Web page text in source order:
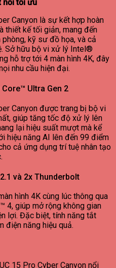
nối tối ưu
Canyon là sự kết hợp hoàn
thiết kế tối giản, mang đến
kỹ sư đồ họa, và cả
Sở hữu bộ vi xử lý Intel®
hỗ trợ tới 4 màn hình 4K, đây
nhu cầu hiện đại.
Ultra Gen 2
Canyon được trang bị bộ vi
giúp tăng tốc độ xử lý lên
lại hiệu suất mượt mà kể
hiệu năng AI lên đến 99 điểm
cả ứng dụng trí tuệ nhân tạo
và 2x Thunderbolt
hình 4K cùng lúc thông qua
4, giúp mở rộng không gian
lợi. Đặc biệt, tính năng tắt
điện năng hiệu quả.
15 Pro Cyber Canyon nổi